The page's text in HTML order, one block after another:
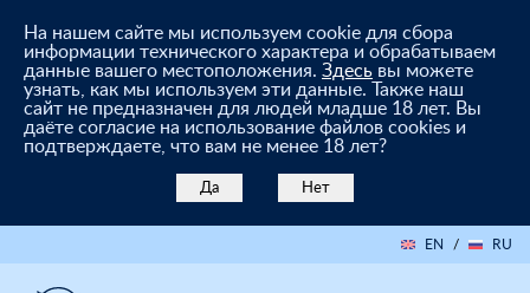
На нашем сайте мы используем cookie для сбора
информации технического характера и обрабатываем
данные вашего местоположения. Здесь вы можете
узнать, как мы используем эти данные. Также наш
сайт не предназначен для людей младше 18 лет. Вы
даёте согласие на использование файлов cookies и
подтверждаете, что вам не менее 18 лет?
Да Нет
EN / RU